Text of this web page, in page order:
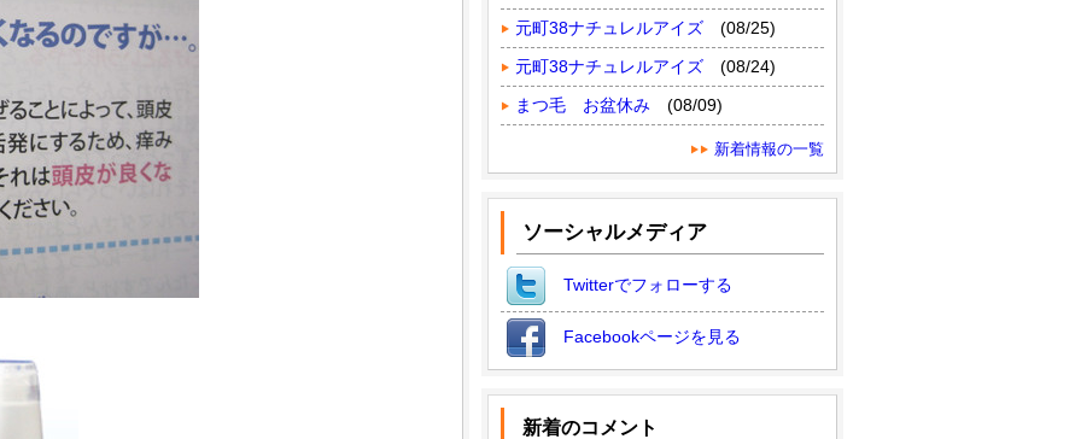
元町38ナチュレルアイズ (08/25)
元町38ナチュレルアイズ (08/24)
まつ毛 お盆休み (08/09)
新着情報の一覧
ソーシャルメディア
Twitterでフォローする
Facebookページを見る
新着のコメント